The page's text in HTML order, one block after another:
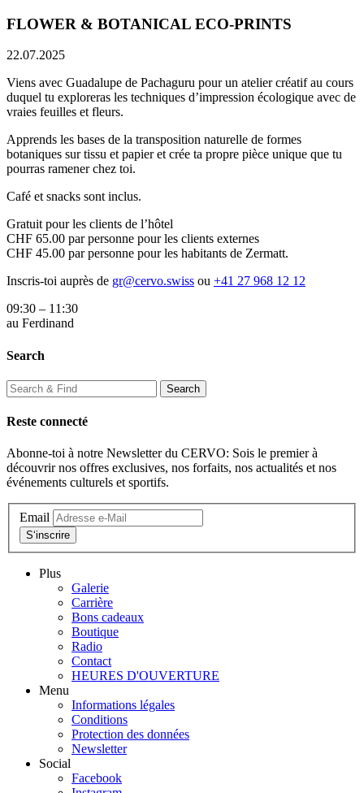
FLOWER & BOTANICAL ECO-PRINTS
22.07.2025
Viens avec Guadalupe de Pachaguru pour un atelier créatif au cours
duquel tu exploreras les techniques d’impression écologique avec de
vraies feuilles et fleurs.
Apprends les bases de la transposition naturelle de formes
botaniques sur tissu et papier et crée ta propre pièce unique que tu
pourras ramener chez toi.
Café et snacks sont inclus.
Gratuit pour les clients de l’hôtel
CHF 65.00 par personne pour les clients externes
CHF 45.00 par personne pour les habitants de Zermatt.
Inscris-toi auprès de gr@cervo.swiss ou +41 27 968 12 12
09:30 – 11:30
au Ferdinand
Search
Reste connecté
Abonne-toi à notre Newsletter du CERVO: Sois le premier à
découvrir nos offres exclusives, nos forfaits, nos actualités et nos
événements culturels et sportifs.
Email
S‘inscrire
Plus
Galerie
Carrière
Bons cadeaux
Boutique
Radio
Contact
HEURES D'OUVERTURE
Menu
Informations légales
Conditions
Protection des données
Newsletter
Social
Facebook